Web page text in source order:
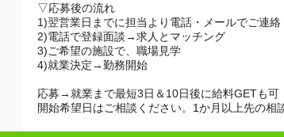
▽応募後の流れ
1)翌営業日までに担当より電話・メールでご連絡
2)電話で登録面談→求人とマッチング
3)ご希望の施設で、職場見学
4)就業決定→勤務開始
応募→就業まで最短3日＆10日後に給料GETも可
開始希望日はご相談ください。1か月以上先の相